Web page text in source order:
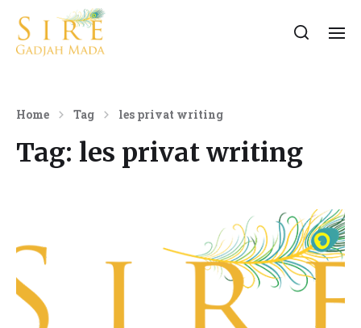
Home Tag les privat writing
Tag: les privat writing